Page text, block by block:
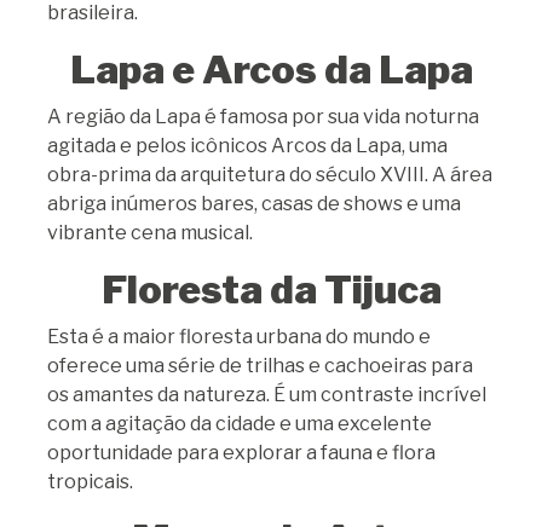
brasileira.
Lapa e Arcos da Lapa
A região da Lapa é famosa por sua vida noturna
agitada e pelos icônicos Arcos da Lapa, uma
obra-prima da arquitetura do século XVIII. A área
abriga inúmeros bares, casas de shows e uma
vibrante cena musical.
Floresta da Tijuca
Esta é a maior floresta urbana do mundo e
oferece uma série de trilhas e cachoeiras para
os amantes da natureza. É um contraste incrível
com a agitação da cidade e uma excelente
oportunidade para explorar a fauna e flora
tropicais.